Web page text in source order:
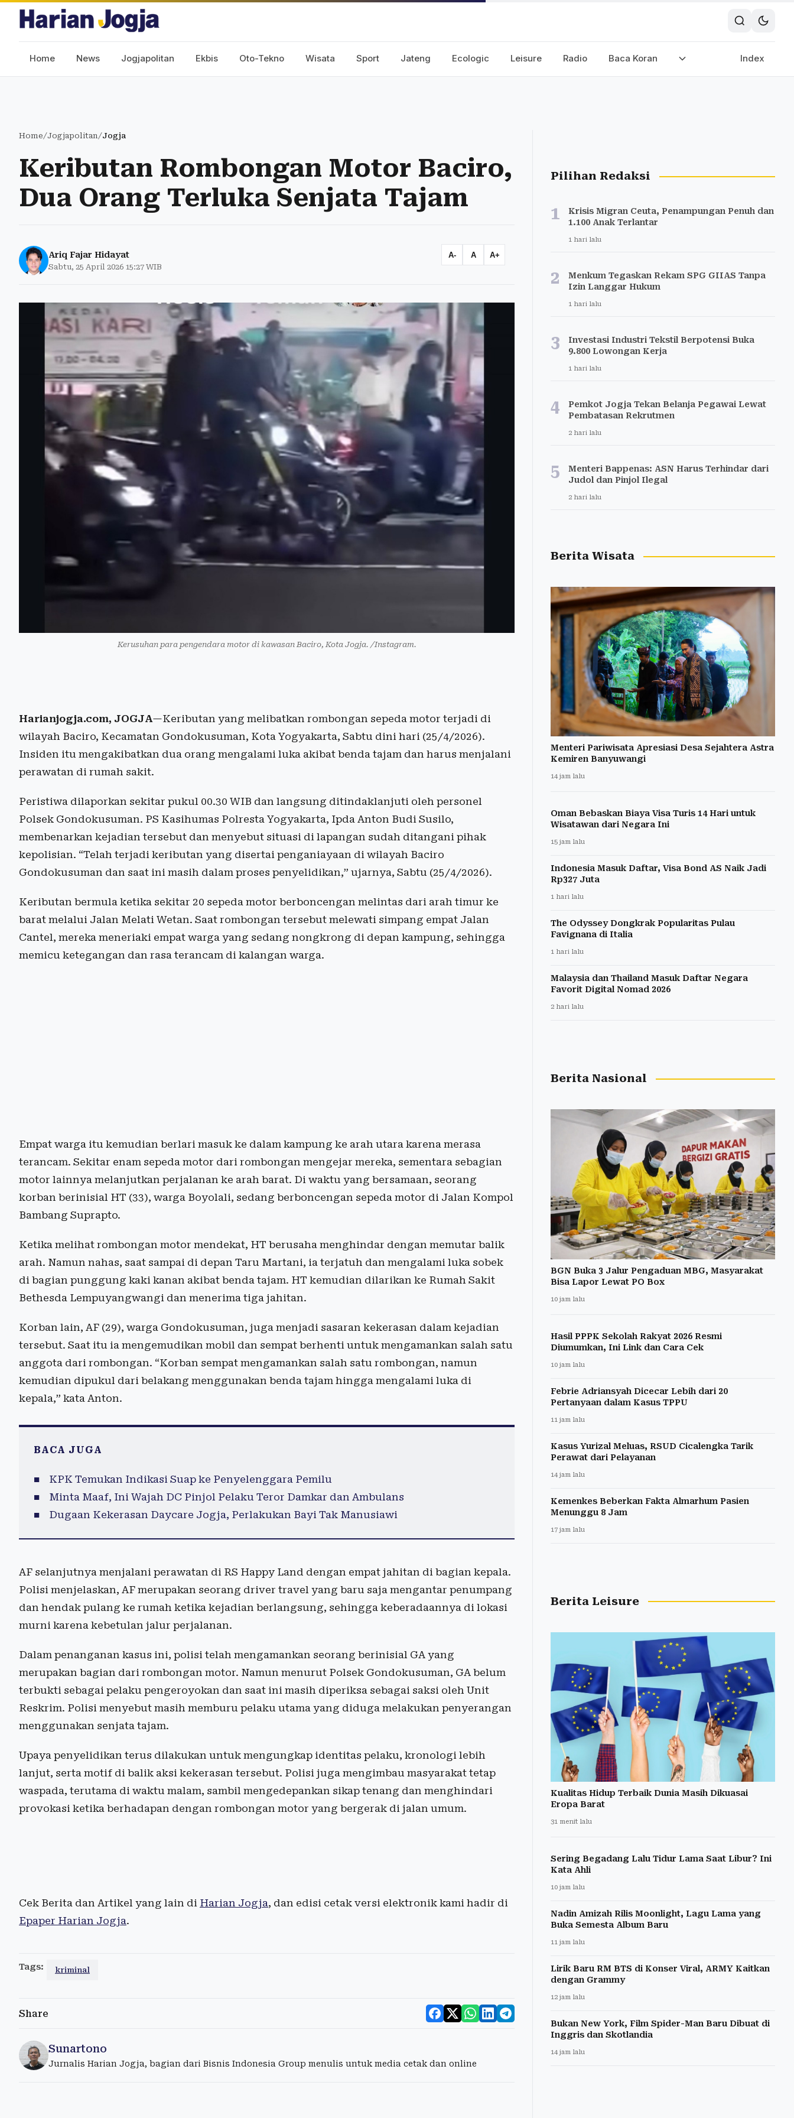
Home News Jogjapolitan Ekbis Oto-Tekno Wisata Sport Jateng Ecologic Leisure Radio Baca Koran Index
Home/Jogjapolitan/Jogja
Keributan Rombongan Motor Baciro,
Dua Orang Terluka Senjata Tajam
Ariq Fajar Hidayat
Sabtu, 25 April 2026 15:27 WIB
A- A A+
Kerusuhan para pengendara motor di kawasan Baciro, Kota Jogja. /Instagram.
Harianjogja.com, JOGJA—Keributan yang melibatkan rombongan sepeda motor terjadi di
wilayah Baciro, Kecamatan Gondokusuman, Kota Yogyakarta, Sabtu dini hari (25/4/2026).
Insiden itu mengakibatkan dua orang mengalami luka akibat benda tajam dan harus menjalani
perawatan di rumah sakit.
Peristiwa dilaporkan sekitar pukul 00.30 WIB dan langsung ditindaklanjuti oleh personel
Polsek Gondokusuman. PS Kasihumas Polresta Yogyakarta, Ipda Anton Budi Susilo,
membenarkan kejadian tersebut dan menyebut situasi di lapangan sudah ditangani pihak
kepolisian. “Telah terjadi keributan yang disertai penganiayaan di wilayah Baciro
Gondokusuman dan saat ini masih dalam proses penyelidikan,” ujarnya, Sabtu (25/4/2026).
Keributan bermula ketika sekitar 20 sepeda motor berboncengan melintas dari arah timur ke
barat melalui Jalan Melati Wetan. Saat rombongan tersebut melewati simpang empat Jalan
Cantel, mereka meneriaki empat warga yang sedang nongkrong di depan kampung, sehingga
memicu ketegangan dan rasa terancam di kalangan warga.
Empat warga itu kemudian berlari masuk ke dalam kampung ke arah utara karena merasa
terancam. Sekitar enam sepeda motor dari rombongan mengejar mereka, sementara sebagian
motor lainnya melanjutkan perjalanan ke arah barat. Di waktu yang bersamaan, seorang
korban berinisial HT (33), warga Boyolali, sedang berboncengan sepeda motor di Jalan Kompol
Bambang Suprapto.
Ketika melihat rombongan motor mendekat, HT berusaha menghindar dengan memutar balik
arah. Namun nahas, saat sampai di depan Taru Martani, ia terjatuh dan mengalami luka sobek
di bagian punggung kaki kanan akibat benda tajam. HT kemudian dilarikan ke Rumah Sakit
Bethesda Lempuyangwangi dan menerima tiga jahitan.
Korban lain, AF (29), warga Gondokusuman, juga menjadi sasaran kekerasan dalam kejadian
tersebut. Saat itu ia mengemudikan mobil dan sempat berhenti untuk mengamankan salah satu
anggota dari rombongan. “Korban sempat mengamankan salah satu rombongan, namun
kemudian dipukul dari belakang menggunakan benda tajam hingga mengalami luka di
kepala,” kata Anton.
BACA JUGA
KPK Temukan Indikasi Suap ke Penyelenggara Pemilu
Minta Maaf, Ini Wajah DC Pinjol Pelaku Teror Damkar dan Ambulans
Dugaan Kekerasan Daycare Jogja, Perlakukan Bayi Tak Manusiawi
AF selanjutnya menjalani perawatan di RS Happy Land dengan empat jahitan di bagian kepala.
Polisi menjelaskan, AF merupakan seorang driver travel yang baru saja mengantar penumpang
dan hendak pulang ke rumah ketika kejadian berlangsung, sehingga keberadaannya di lokasi
murni karena kebetulan jalur perjalanan.
Dalam penanganan kasus ini, polisi telah mengamankan seorang berinisial GA yang
merupakan bagian dari rombongan motor. Namun menurut Polsek Gondokusuman, GA belum
terbukti sebagai pelaku pengeroyokan dan saat ini masih diperiksa sebagai saksi oleh Unit
Reskrim. Polisi menyebut masih memburu pelaku utama yang diduga melakukan penyerangan
menggunakan senjata tajam.
Upaya penyelidikan terus dilakukan untuk mengungkap identitas pelaku, kronologi lebih
lanjut, serta motif di balik aksi kekerasan tersebut. Polisi juga mengimbau masyarakat tetap
waspada, terutama di waktu malam, sambil mengedepankan sikap tenang dan menghindari
provokasi ketika berhadapan dengan rombongan motor yang bergerak di jalan umum.
Cek Berita dan Artikel yang lain di Harian Jogja, dan edisi cetak versi elektronik kami hadir di
Epaper Harian Jogja.
Tags: kriminal
Share
Sunartono
Jurnalis Harian Jogja, bagian dari Bisnis Indonesia Group menulis untuk media cetak dan online
Pilihan Redaksi
1
Krisis Migran Ceuta, Penampungan Penuh dan
1.100 Anak Terlantar
1 hari lalu
2
Menkum Tegaskan Rekam SPG GIIAS Tanpa
Izin Langgar Hukum
1 hari lalu
3
Investasi Industri Tekstil Berpotensi Buka
9.800 Lowongan Kerja
1 hari lalu
4
Pemkot Jogja Tekan Belanja Pegawai Lewat
Pembatasan Rekrutmen
2 hari lalu
5
Menteri Bappenas: ASN Harus Terhindar dari
Judol dan Pinjol Ilegal
2 hari lalu
Berita Wisata
Menteri Pariwisata Apresiasi Desa Sejahtera Astra
Kemiren Banyuwangi
14 jam lalu
Oman Bebaskan Biaya Visa Turis 14 Hari untuk
Wisatawan dari Negara Ini
15 jam lalu
Indonesia Masuk Daftar, Visa Bond AS Naik Jadi
Rp327 Juta
1 hari lalu
The Odyssey Dongkrak Popularitas Pulau
Favignana di Italia
1 hari lalu
Malaysia dan Thailand Masuk Daftar Negara
Favorit Digital Nomad 2026
2 hari lalu
Berita Nasional
BGN Buka 3 Jalur Pengaduan MBG, Masyarakat
Bisa Lapor Lewat PO Box
10 jam lalu
Hasil PPPK Sekolah Rakyat 2026 Resmi
Diumumkan, Ini Link dan Cara Cek
10 jam lalu
Febrie Adriansyah Dicecar Lebih dari 20
Pertanyaan dalam Kasus TPPU
11 jam lalu
Kasus Yurizal Meluas, RSUD Cicalengka Tarik
Perawat dari Pelayanan
14 jam lalu
Kemenkes Beberkan Fakta Almarhum Pasien
Menunggu 8 Jam
17 jam lalu
Berita Leisure
Kualitas Hidup Terbaik Dunia Masih Dikuasai
Eropa Barat
31 menit lalu
Sering Begadang Lalu Tidur Lama Saat Libur? Ini
Kata Ahli
10 jam lalu
Nadin Amizah Rilis Moonlight, Lagu Lama yang
Buka Semesta Album Baru
11 jam lalu
Lirik Baru RM BTS di Konser Viral, ARMY Kaitkan
dengan Grammy
12 jam lalu
Bukan New York, Film Spider-Man Baru Dibuat di
Inggris dan Skotlandia
14 jam lalu